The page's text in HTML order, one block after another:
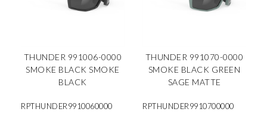
THUNDER 991006-0000
SMOKE BLACK SMOKE
BLACK
RPTHUNDER9910060000
THUNDER 991070-0000
SMOKE BLACK GREEN
SAGE MATTE
RPTHUNDER9910700000